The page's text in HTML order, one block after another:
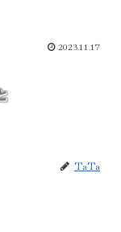
2023.11.17
TaTa